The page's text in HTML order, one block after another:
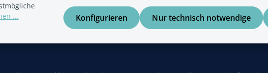
...
Nur technisch notwendige
Konfigurieren